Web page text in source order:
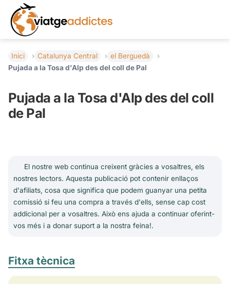
Inici Catalunya Central
el Berguedà
Pujada a la Tosa d'Alp des del coll de Pal
Pujada a la Tosa d'Alp des del coll
de Pal
El nostre web continua creixent gràcies a vosaltres, els
nostres lectors. Aquesta publicació pot contenir enllaços
d'afiliats, cosa que significa que podem guanyar una petita
comissió si feu una compra a través d'ells, sense cap cost
addicional per a vosaltres. Això ens ajuda a continuar oferint-
vos més i a donar suport a la nostra feina!.
Fitxa tècnica